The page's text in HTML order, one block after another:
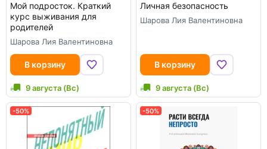
Мой подросток. Краткий
курс выживания для
родителей
Шарова Лия Валентиновна
В корзину
9 августа (Вс)
Личная безопасность
Шарова Лия Валентиновна
В корзину
9 августа (Вс)
-50% -50%